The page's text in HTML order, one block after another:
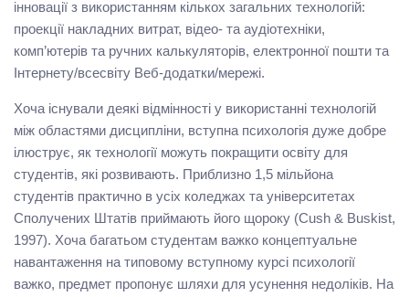
інновації з використанням кількох загальних технологій:
проекції накладних витрат, відео- та аудіотехніки,
комп’ютерів та ручних калькуляторів, електронної пошти та
Інтернету/всесвіту Веб-додатки/мережі.
Хоча існували деякі відмінності у використанні технологій
між областями дисципліни, вступна психологія дуже добре
ілюструє, як технології можуть покращити освіту для
студентів, які розвивають. Приблизно 1,5 мільйона
студентів практично в усіх коледжах та університетах
Сполучених Штатів приймають його щороку (Cush & Buskist,
1997). Хоча багатьом студентам важко концептуальне
навантаження на типовому вступному курсі психології
важко, предмет пропонує шляхи для усунення недоліків. На